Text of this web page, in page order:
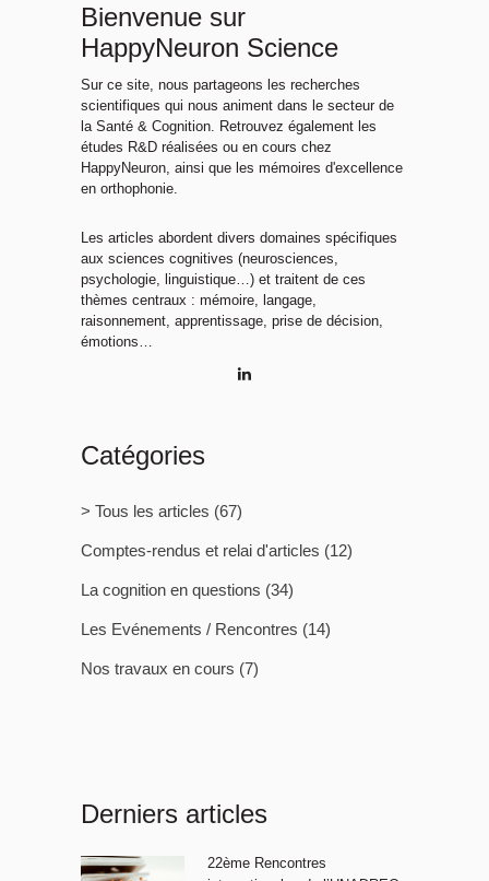
Bienvenue sur
HappyNeuron Science
Sur ce site, nous partageons les recherches
scientifiques qui nous animent dans le secteur de
la Santé & Cognition. Retrouvez également les
études R&D réalisées ou en cours chez
HappyNeuron, ainsi que les mémoires d'excellence
en orthophonie.
Les articles abordent divers domaines spécifiques
aux sciences cognitives (neurosciences,
psychologie, linguistique…) et traitent de ces
thèmes centraux : mémoire, langage,
raisonnement, apprentissage, prise de décision,
émotions…
Catégories
> Tous les articles (67)
Comptes-rendus et relai d'articles (12)
La cognition en questions (34)
Les Evénements / Rencontres (14)
Nos travaux en cours (7)
Derniers articles
22ème Rencontres